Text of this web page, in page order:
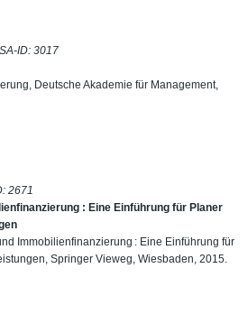
ID: 3017
Deutsche Akademie für Management,
2671
: Eine Einführung für Planer
Immobilienfinanzierung : Eine Einführung für
Springer Vieweg, Wiesbaden, 2015.